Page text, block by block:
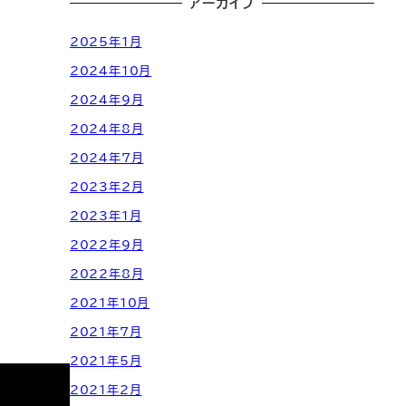
アーカイブ
2025年1月
2024年10月
2024年9月
2024年8月
2024年7月
2023年2月
2023年1月
2022年9月
2022年8月
2021年10月
2021年7月
2021年5月
2021年2月